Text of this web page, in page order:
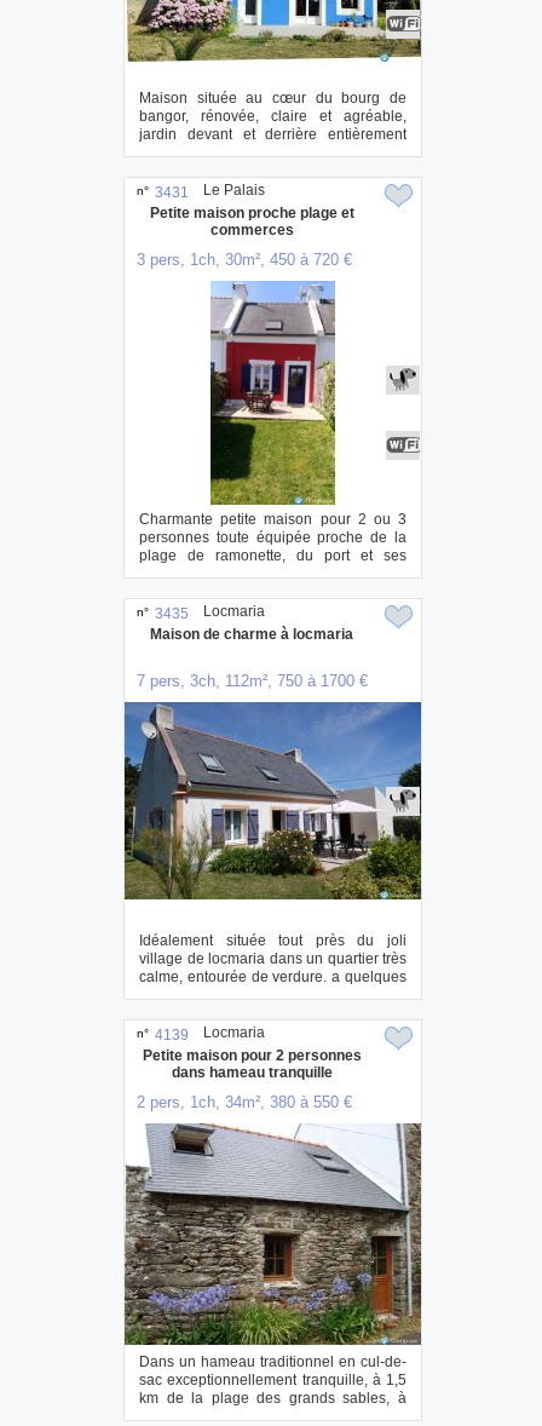
Maison située au cœur du bourg de
bangor, rénovée, claire et agréable,
jardin devant et derrière entièrement
clos, garag...
n° 3431
Petite maison proche plage et
commerces
3 pers, 1ch, 30m², 450 à 720 €
Charmante petite maison pour 2 ou 3
personnes toute équipée proche de la
plage de ramonette, du port et ses
commerces. t...
Le Palais
n° 3435
Maison de charme à locmaria
7 pers, 3ch, 112m², 750 à 1700 €
Idéalement située tout près du joli
village de locmaria dans un quartier très
calme, entourée de verdure. a quelques
min...
Locmaria
n° 4139
Petite maison pour 2 personnes
dans hameau tranquille
2 pers, 1ch, 34m², 380 à 550 €
Dans un hameau traditionnel en cul-de-
sac exceptionnellement tranquille, à 1,5
km de la plage des grands sables, à
6km d...
Locmaria